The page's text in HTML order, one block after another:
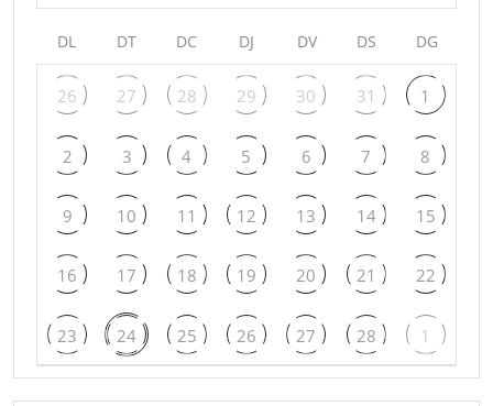
DL DT DC DJ DV DS DG
26 27 28 29 30 31 1
2 3 4 5 6 7 8
9 10 11 12 13 14 15
16 17 18 19 20 21 22
23 24 25 26 27 28 1